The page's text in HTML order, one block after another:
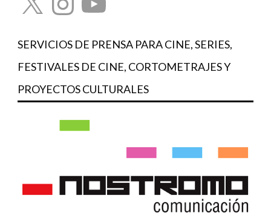
SERVICIOS DE PRENSA PARA CINE, SERIES,
FESTIVALES DE CINE, CORTOMETRAJES Y
PROYECTOS CULTURALES